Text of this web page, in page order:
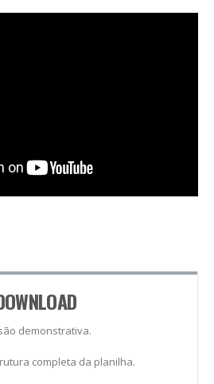
demonstrativa.
completa da planilha.